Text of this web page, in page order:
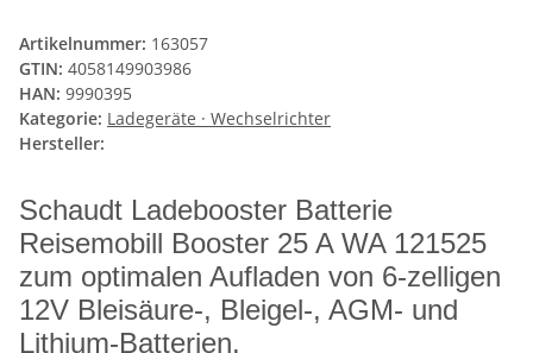
Artikelnummer: 163057
GTIN: 4058149903986
HAN: 9990395
Kategorie: Ladegeräte · Wechselrichter
Hersteller:
Schaudt Ladebooster Batterie
Reisemobill Booster 25 A WA 121525
zum optimalen Aufladen von 6-zelligen
12V Bleisäure-, Bleigel-, AGM- und
Lithium-Batterien.